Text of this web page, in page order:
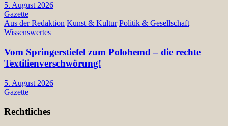
5. August 2026
Gazette
Aus der Redaktion Kunst & Kultur Politik & Gesellschaft
Wissenswertes
Vom Springerstiefel zum Polohemd – die rechte
Textilienverschwörung!
5. August 2026
Gazette
Rechtliches